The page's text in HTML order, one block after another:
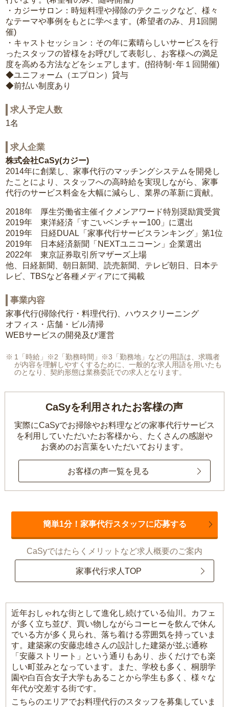
・カジーサロン：時短料理や掃除のテクニックなど、様々
なテーマや事例をもとに学べます。(希望者のみ、月1回開
催)
・キャストセッション：その年に素晴らしいサービスを行
ったスタッフの皆様をお呼びして表彰し、お客様への満足
度を高める方法などをシェアします。(招待制･年１回開催)
◆ユニフォーム（エプロン）貸与
◆前払い制度あり
求人予定人数
1名
求人企業
株式会社CaSy(カジー)
2014年に創業し、家事代行のマッチングシステムを開発し
たことにより、スタッフへの高時給を実現しながら、家事
代行のサービス料金を大幅に減らし、業界の革新に貢献。
2018年 厚生労働省主催イクメンアワード特別奨励賞受賞
2019年 東洋経済「すごいベンチャー100」に選出
2019年 日経DUAL「家事代行サービスランキング」第1位
2019年 日本経済新聞「NEXTユニコーン」企業選出
2022年 東京証券取引所マザーズ上場
他、日経新聞、朝日新聞、読売新聞、テレビ朝日、日本テ
レビ、TBSなど各種メディアにて掲載
事業内容
家事代行(掃除代行・料理代行)、ハウスクリーニング
オフィス・店舗・ビル清掃
WEBサービスの開発及び運営
1「時給」※2「勤務時間」※3「勤務地」などの用語は、求職者
が内容を理解しやすくするために、一般的な求人用語を用いたも
のとなり、契約形態は業務委託での求人となります。
CaSyを利用されたお客様の声
実際にCaSyでお掃除やお料理などの家事代行サービス
を利用していただいたお客様から、 たくさんの感謝や
お褒めのお言葉をいただいております。
お客様の声一覧を見る
簡単1分！家事代行スタッフに応募する
CaSyではたらくメリットなど求人概要のご案内
家事代行求人TOP
近年おしゃれな街として進化し続けている仙川。カフェ
が多く立ち並び、買い物しながらコーヒーを飲んで休ん
でいる方が多く見られ、落ち着ける雰囲気を持っていま
す。建築家の安藤忠雄さんの設計した建築が並ぶ通称
「安藤ストリート」という通りもあり、歩くだけでも楽
しい町並みとなっています。また、学校も多く、桐朋学
園や白百合女子大学もあることから学生も多く、様々な
年代が交差する街です。
こちらのエリアでお料理代行のスタッフを募集していま